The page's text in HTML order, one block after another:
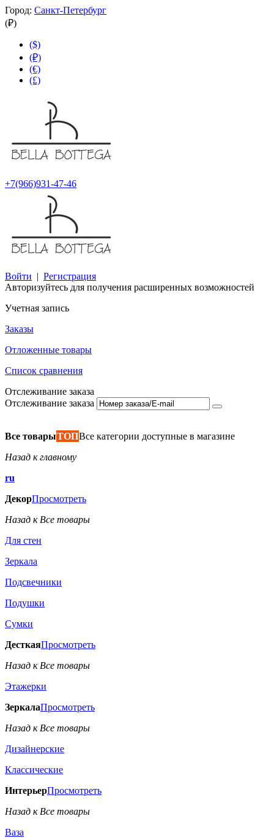
Город: Санкт-Петербург
(₽)
($)
(₽)
(€)
(£)
+7(966)931-47-46
Войти | Регистрация
Авторизуйтесь для получения расширенных возможностей
Учетная запись
Заказы
Отложенные товары
Список сравнения
Отслеживание заказа
Отслеживание заказа
Все товарыТОПВсе категории доступные в магазине
Назад к главному
ru
ДекорПросмотреть
Назад к Все товары
Для стен
Зеркала
Подсвечники
Подушки
Сумки
ДесткаяПросмотреть
Назад к Все товары
Этажерки
ЗеркалаПросмотреть
Назад к Все товары
Дизайнерские
Классические
ИнтерьерПросмотреть
Назад к Все товары
Ваза